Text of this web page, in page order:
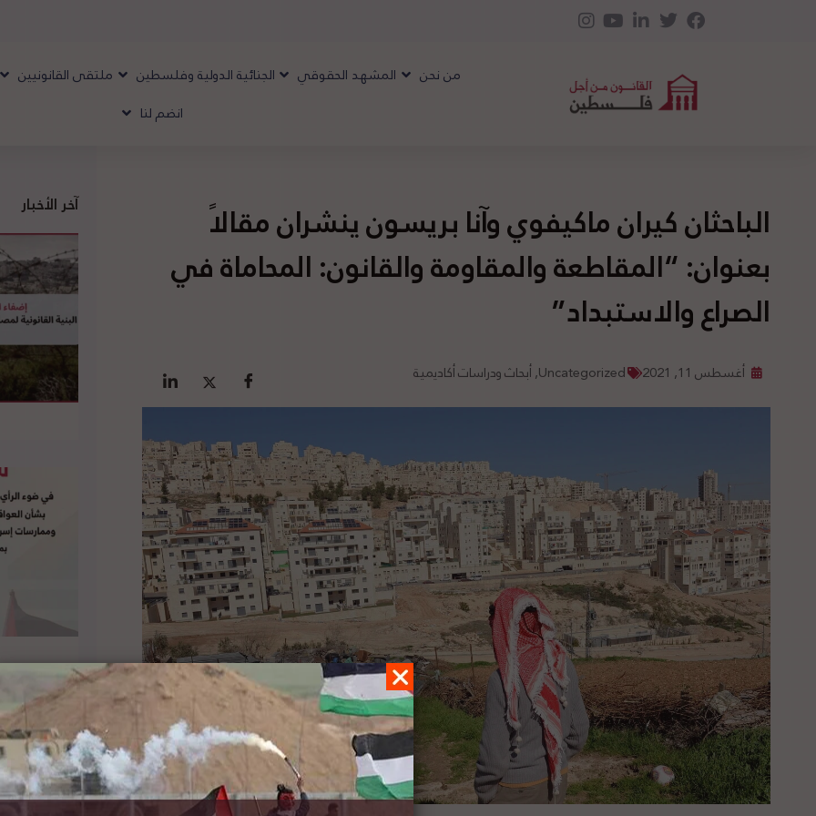
من نحن المشهد الحقوقي الجنائية الدولية وفلسطين ملتقى القانونيين
انضم لنا
الباحثان كيران ماكيفوي وآنا بريسون ينشران مقالاً
بعنوان: “المقاطعة والمقاومة والقانون: المحاماة في
الصراع والاستبداد”
أغسطس 11, 2021 Uncategorized
,أبحاث ودراسات أكاديمية
آخر الأخبار